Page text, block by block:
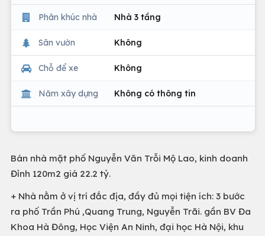
Phân khúc nhà Nhà 3 tầng
Sân vườn Không
Chỗ để xe Không
Năm xây dựng Không có thông tin
Bán nhà mặt phố Nguyễn Văn Trỗi Mộ Lao, kinh doanh
Đỉnh 120m2 giá 22.2 tỷ.
+ Nhà nằm ở vị trí đắc địa, đầy đủ mọi tiện ích: 3 bước
ra phố Trần Phú ,Quang Trung, Nguyễn Trãi. gần BV Đa
Khoa Hà Đông, Học Viện An Ninh, đại học Hà Nội, khu